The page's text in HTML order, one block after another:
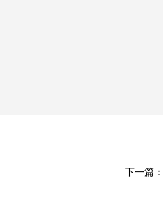
下一篇：